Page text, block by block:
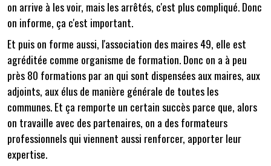
on arrive à les voir, mais les arrêtés, c'est plus compliqué. Donc
on informe, ça c'est important.
Et puis on forme aussi, l'association des maires 49, elle est
agréditée comme organisme de formation. Donc on a à peu
près 80 formations par an qui sont dispensées aux maires, aux
adjoints, aux élus de manière générale de toutes les
communes. Et ça remporte un certain succès parce que, alors
on travaille avec des partenaires, on a des formateurs
professionnels qui viennent aussi renforcer, apporter leur
expertise.